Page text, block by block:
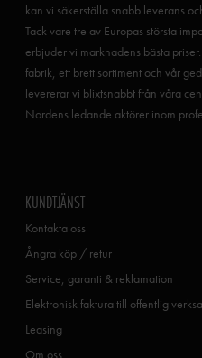
kan vi säkerställa snabb leverans
Tack vare tre av Europas största
erbjuder vi marknadens bästa
fabrik, ett brett sortiment och vår
levererar vi blixtsnabbt från våra
Nordens ledande aktörer inom
KUNDTJÄNST
Kontakta oss
Ångra köp / retur
Service, garanti & reklamation
Elektronisk faktura till offentlig
Leasing
Om oss